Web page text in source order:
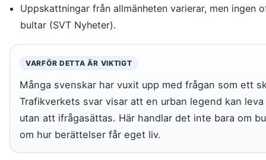
Uppskattningar från allmänheten varierar, men ingen
bultar (SVT Nyheter).
VARFÖR DETTA ÄR VIKTIGT
Många svenskar har vuxit upp med frågan som ett
Trafikverkets svar visar att en urban legend kan
utan att ifrågasättas. Här handlar det inte bara om
om hur berättelser får eget liv.